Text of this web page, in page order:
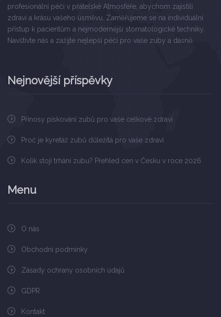
profesionální péči v přátelské Atmosféře, abychom zajistili
zdraví a krásu vašeho úsměvu. Zaměřujeme se na individuální
přístup k pacientům a nejmodernější stomatologické techniky.
Navštivte nás a zažijte nejlepší péči pro vaše zuby a dásně.
Nejnovější příspěvky
Přínosy pískování zubů pro vaše celkové zdraví
Proč je kyretáž zubů důležitá pro vaše zdraví
Kolik stojí trhání zubu? Přehled cen v Česku v roce 2026
Menu
O nás
Obchodní podmínky
Zásady ochrany osobních údajů
GDPR
Kontakt